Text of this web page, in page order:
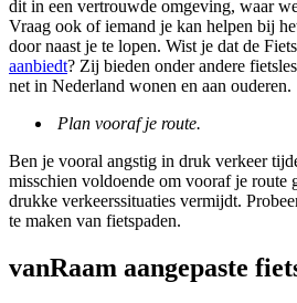
dit in een vertrouwde omgeving, waar
Vraag ook of iemand je kan helpen bij
door naast je te lopen. Wist je dat de
aanbiedt? Zij bieden onder andere
net in Nederland wonen en aan ouderen.
Plan vooraf je route.
Ben je vooral angstig in druk verkeer
misschien voldoende om vooraf je route
drukke verkeerssituaties vermijdt.
te maken van fietspaden.
vanRaam aangepaste